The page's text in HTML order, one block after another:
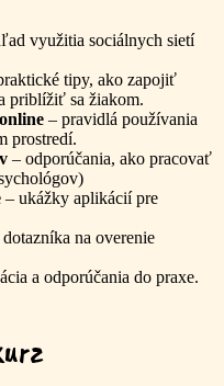
využitia sociálnych sietí
tipy, ako zapojiť
priblížiť sa žiakom.
– pravidlá používania
prostredí.
– odporúčania, ako pracovať
– ukážky aplikácií pre
na overenie
a odporúčania do praxe.